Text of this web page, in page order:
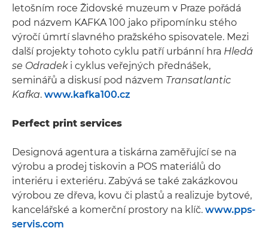
letošním roce Židovské muzeum v Praze pořádá
pod názvem KAFKA 100 jako připomínku stého
výročí úmrtí slavného pražského spisovatele. Mezi
další projekty tohoto cyklu patří urbánní hra Hledá
se Odradeki cyklus veřejných přednášek,
seminářů a diskusí pod názvem Transatlantic
Kafka. www.kafka100.cz
Perfect print services
Designová agentura a tiskárna zaměřující se na
výrobu a prodej tiskovin a POS materiálů do
interiéru i exteriéru. Zabývá se také zakázkovou
výrobou ze dřeva, kovu či plastů a realizuje bytové,
kancelářské a komerční prostory na klíč. www.pps-
servis.com